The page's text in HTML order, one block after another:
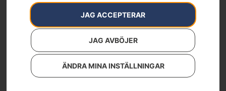
JAG ACCEPTERAR
JAG AVBÖJER
ÄNDRA MINA INSTÄLLNINGAR
Skyddsglasögon, Sun